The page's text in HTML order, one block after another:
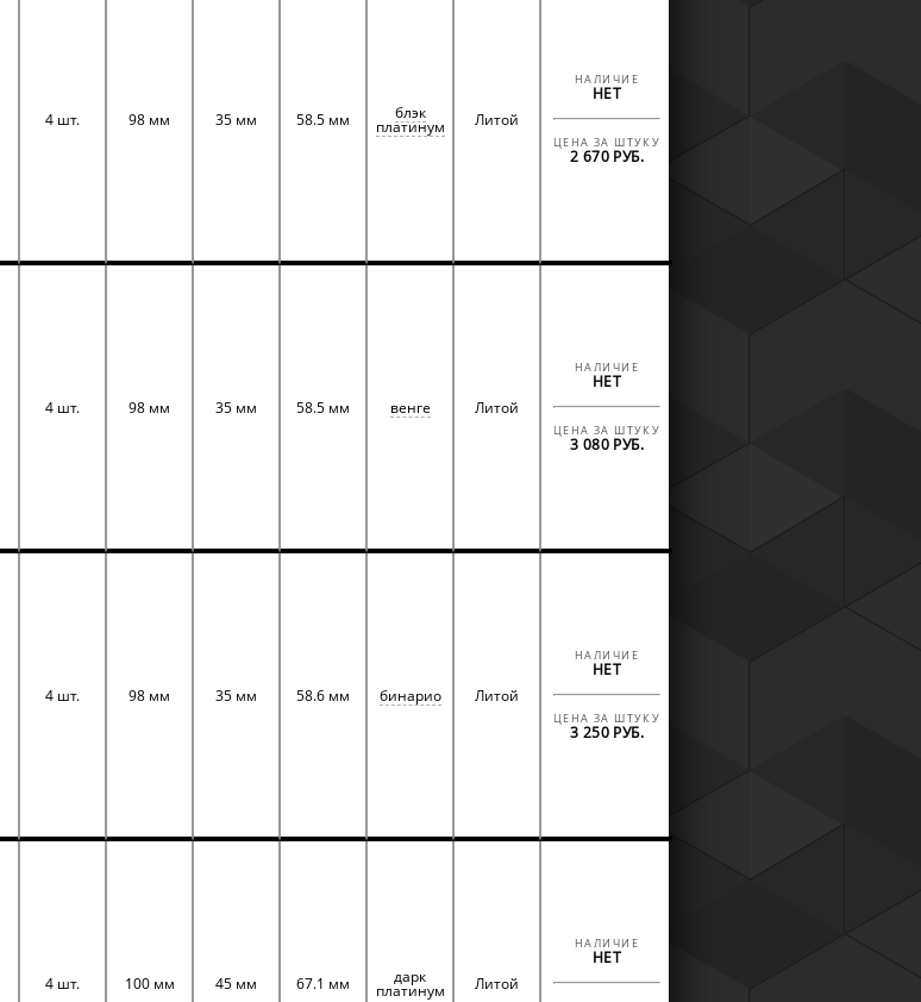
4 шт. 98 мм 35 мм 58.5 мм блэк
платинум Литой
НАЛИЧИЕ
НЕТ
ЦЕНА ЗА ШТУКУ
2 670 РУБ.
4 шт. 98 мм 35 мм 58.5 мм венге Литой
НАЛИЧИЕ
НЕТ
ЦЕНА ЗА ШТУКУ
3 080 РУБ.
4 шт. 98 мм 35 мм 58.6 мм бинарио Литой
НАЛИЧИЕ
НЕТ
ЦЕНА ЗА ШТУКУ
3 250 РУБ.
4 шт. 100 мм 45 мм 67.1 мм дарк
платинум Литой
НАЛИЧИЕ
НЕТ